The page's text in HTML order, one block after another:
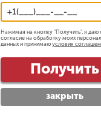
Нажимая на кнопку "Получить", я даю
согласие на обработку моих
данных и принимаю условия
Получить
закрыть